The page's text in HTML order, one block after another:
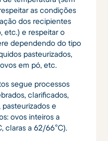
as condições
dos recipientes
etc.) e respeitar o
dependendo do tipo
pasteurizados,
em pó, etc.
segue processos
clarificados,
e
ovos inteiros a
claras a 62/66°C).